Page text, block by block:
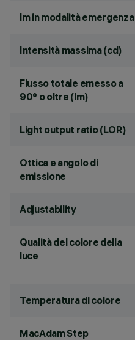
lm in modalità emergenza
Intensità massima (cd)
Flusso totale emesso a
90° o oltre (lm)
Light output ratio (LOR)
Ottica e angolo di
emissione
Adjustability
Qualità del colore della
luce
Temperatura di colore
MacAdam Step